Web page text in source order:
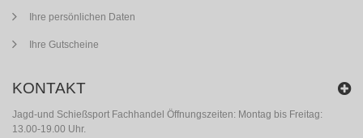
Ihre persönlichen Daten
Ihre Gutscheine
KONTAKT
Jagd-und Schießsport Fachhandel Öffnungszeiten: Montag bis Freitag:
13.00-19.00 Uhr.